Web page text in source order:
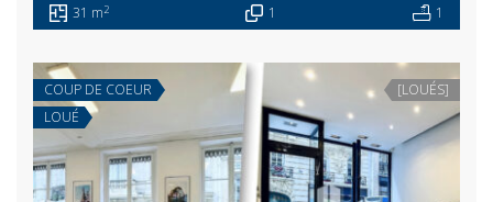
31 m2 1 1
COUP DE COEUR
LOUÉ
[LOUÉS]